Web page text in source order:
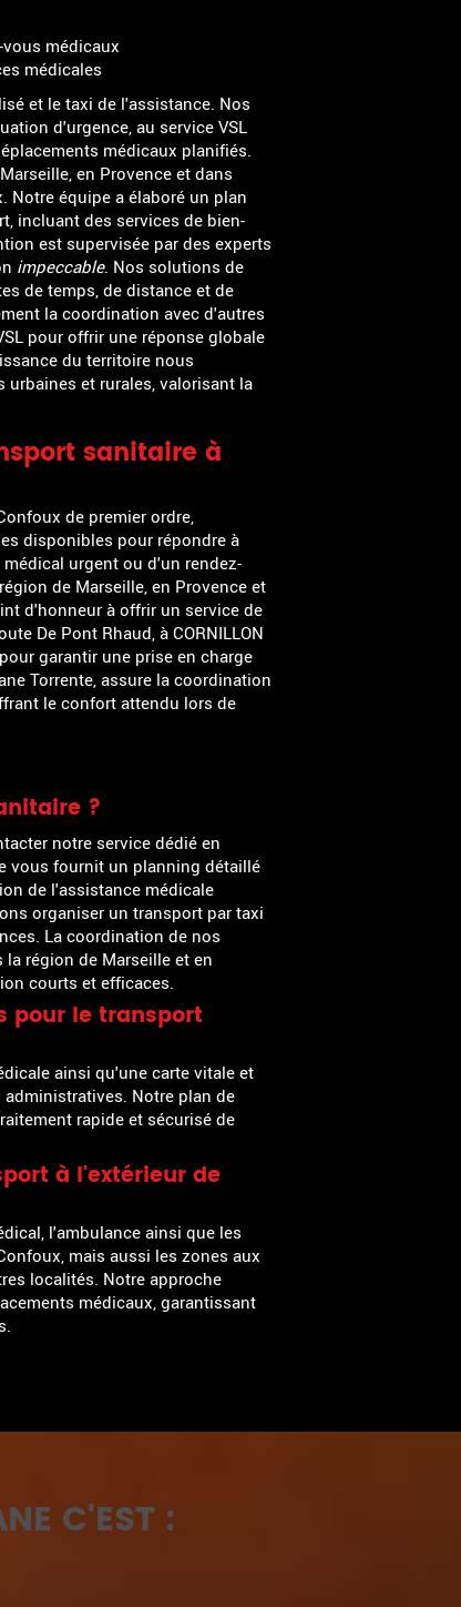
médicaux
médicales
et le taxi de l'assistance. Nos
d'urgence, au service VSL
médicaux planifiés.
en Provence et dans
équipe a élaboré un plan
incluant des services de bien-
est supervisée par des experts
impeccable. Nos solutions de
de temps, de distance et de
la coordination avec d'autres
pour offrir une réponse globale
du territoire nous
et rurales, valorisant la
sanitaire à
de premier ordre,
disponibles pour répondre à
urgent ou d'un rendez-
de Marseille, en Provence et
d'honneur à offrir un service de
De Pont Rhaud, à CORNILLON
garantir une prise en charge
Torrente, assure la coordination
le confort attendu lors de
?
notre service dédié en
vous fournit un planning détaillé
de l'assistance médicale
organiser un transport par taxi
La coordination de nos
région de Marseille et en
courts et efficaces.
pour le transport
ainsi qu'une carte vitale et
Notre plan de
rapide et sécurisé de
à l'extérieur de
l'ambulance ainsi que les
mais aussi les zones aux
localités. Notre approche
médicaux, garantissant
C'EST :